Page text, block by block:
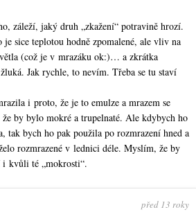
záleží, jaký druh „zkažení“ potravině hrozí.
sice teplotou hodně zpomalené, ale vliv na
(což je v mrazáku ok:)… a zkrátka
Jak rychle, to nevím. Třeba se tu staví
i proto, že je to emulze a mrazem se
by bylo mokré a trupelnaté. Ale kdybych ho
tak bych ho pak použila po rozmrazení hned a
rozmrazené v lednici déle. Myslím, že by
i kvůli té „mokrosti“.
před 13 roky